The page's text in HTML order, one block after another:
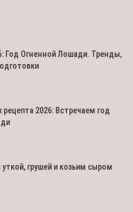
Год Огненной Лошади. Тренды,
рецепта 2026: Встречаем год
грушей и козьим сыром